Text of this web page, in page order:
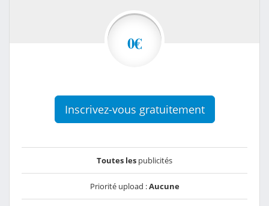
0€
Inscrivez-vous gratuitement
Toutes les publicités
Priorité upload :Aucune